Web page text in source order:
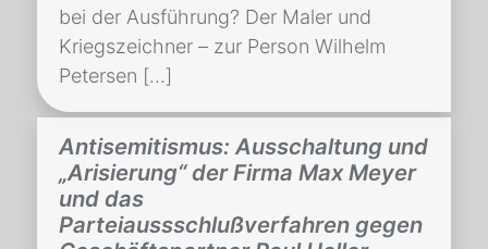
bei der Ausführung? Der Maler und
Kriegszeichner – zur Person Wilhelm
Petersen […]
Antisemitismus: Ausschaltung und
„Arisierung“ der Firma Max Meyer
und das
Parteiaussschlußverfahren gegen